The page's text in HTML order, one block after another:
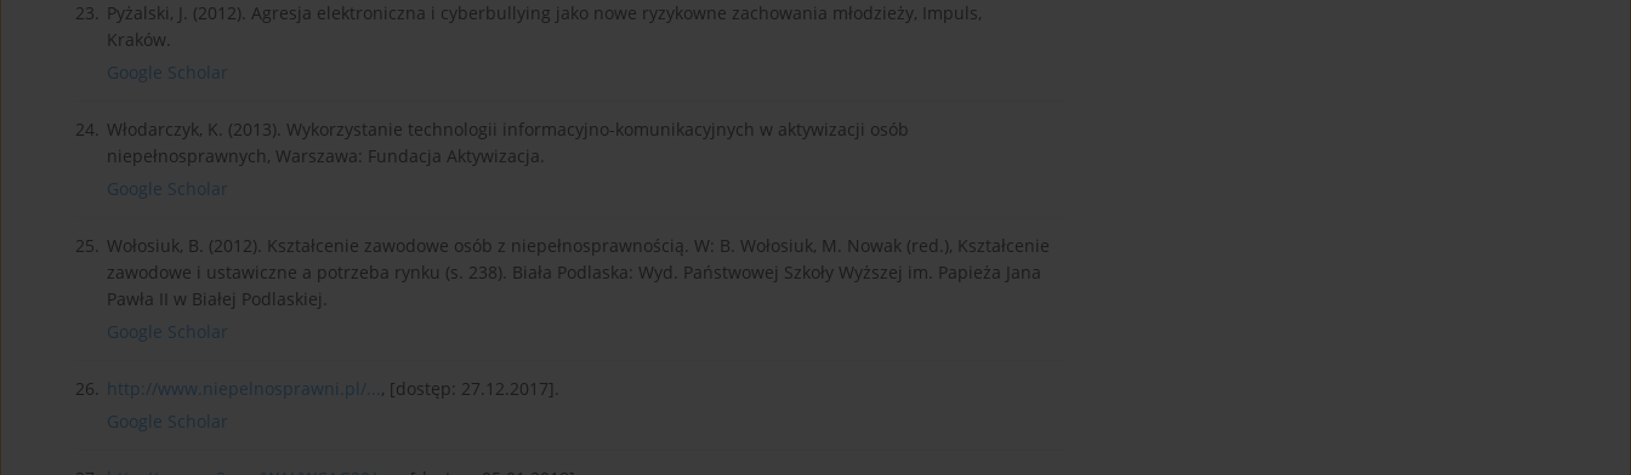
23. Pyżalski, J. (2012). Agresja elektroniczna i cyberbullying jako nowe ryzykowne zachowania młodzieży, Impuls,
Kraków.
Google Scholar
24. Włodarczyk, K. (2013). Wykorzystanie technologii informacyjno-komunikacyjnych w aktywizacji osób
niepełnosprawnych, Warszawa: Fundacja Aktywizacja.
Google Scholar
25. Wołosiuk, B. (2012). Kształcenie zawodowe osób z niepełnosprawnością. W: B. Wołosiuk, M. Nowak (red.), Kształcenie
zawodowe i ustawiczne a potrzeba rynku (s. 238). Biała Podlaska: Wyd. Państwowej Szkoły Wyższej im. Papieża Jana
Pawła II w Białej Podlaskiej.
Google Scholar
26. http://www.niepelnosprawni.pl/..., [dostęp: 27.12.2017].
Google Scholar